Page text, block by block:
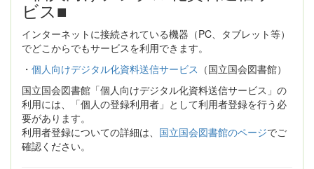
ビス■
インターネットに接続されている機器（PC、タブレット等）
でどこからでもサービスを利用できます。
・ 個人向けデジタル化資料送信サービス （国立国会図書館）
国立国会図書館「個人向けデジタル化資料送信サービス」の
利用には、「個人の登録利用者」として利用者登録を行う必
要があります。
利用者登録についての詳細は、 国立国会図書館のページでご
確認ください。